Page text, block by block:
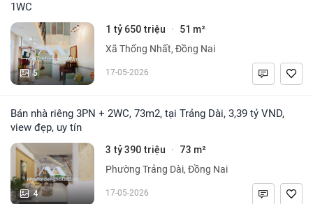
1WC
5
1 tỷ 650 triệu · 51 m²
Xã Thống Nhất, Đồng Nai
17-05-2026
Bán nhà riêng 3PN + 2WC, 73m2, tại Trảng Dài, 3,39 tỷ VND,
view đẹp, uy tín
4
3 tỷ 390 triệu · 73 m²
Phường Trảng Dài, Đồng Nai
17-05-2026